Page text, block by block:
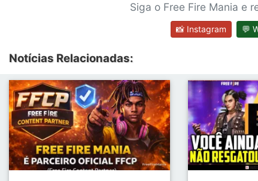
Siga o Free Fire Mania e
📸 Instagram 💬
Notícias Relacionadas: